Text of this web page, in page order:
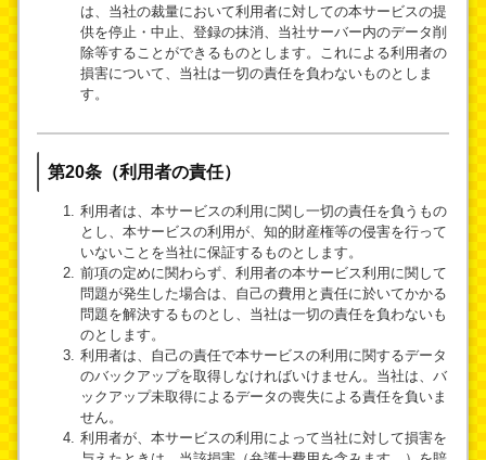
は、当社の裁量において利用者に対しての本サービスの提
供を停止・中止、登録の抹消、当社サーバー内のデータ削
除等することができるものとします。これによる利用者の
損害について、当社は一切の責任を負わないものとしま
す。
第20条（利用者の責任）
利用者は、本サービスの利用に関し一切の責任を負うもの
とし、本サービスの利用が、知的財産権等の侵害を行って
いないことを当社に保証するものとします。
前項の定めに関わらず、利用者の本サービス利用に関して
問題が発生した場合は、自己の費用と責任に於いてかかる
問題を解決するものとし、当社は一切の責任を負わないも
のとします。
利用者は、自己の責任で本サービスの利用に関するデータ
のバックアップを取得しなければいけません。当社は、バ
ックアップ未取得によるデータの喪失による責任を負いま
せん。
利用者が、本サービスの利用によって当社に対して損害を